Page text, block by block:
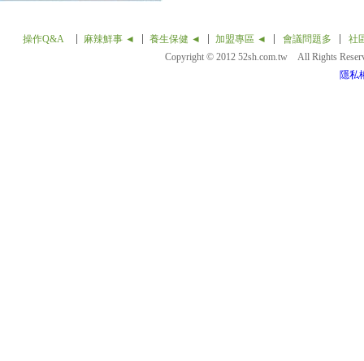
操作Q&A 麻辣鮮事 ◄ 養生保健 ◄ 加盟專區 ◄ 會議問題多
社
Copyright © 2012 52sh.com.tw All Rights
隱私